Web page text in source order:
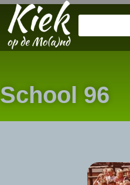
School 96